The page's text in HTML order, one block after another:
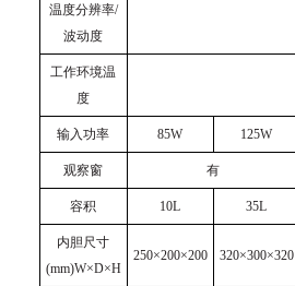
温度分辨率/
波动度
工作环境温
度
输入功率 85W 125W
观察窗 有
容积 10L 35L
内胆尺寸
(mm)W×D×H
250×200×200 320×300×320